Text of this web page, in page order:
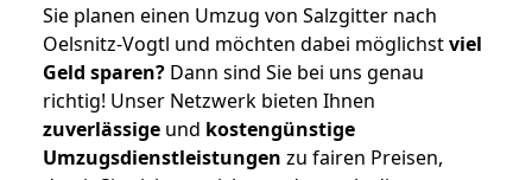
Sie planen einen Umzug von Salzgitter nach
Oelsnitz-Vogtl und möchten dabei möglichstviel
Geld sparen? Dann sind Sie bei uns genau
richtig! Unser Netzwerk bieten Ihnen
zuverlässige und kostengünstige
Umzugsdienstleistungen zu fairen Preisen,